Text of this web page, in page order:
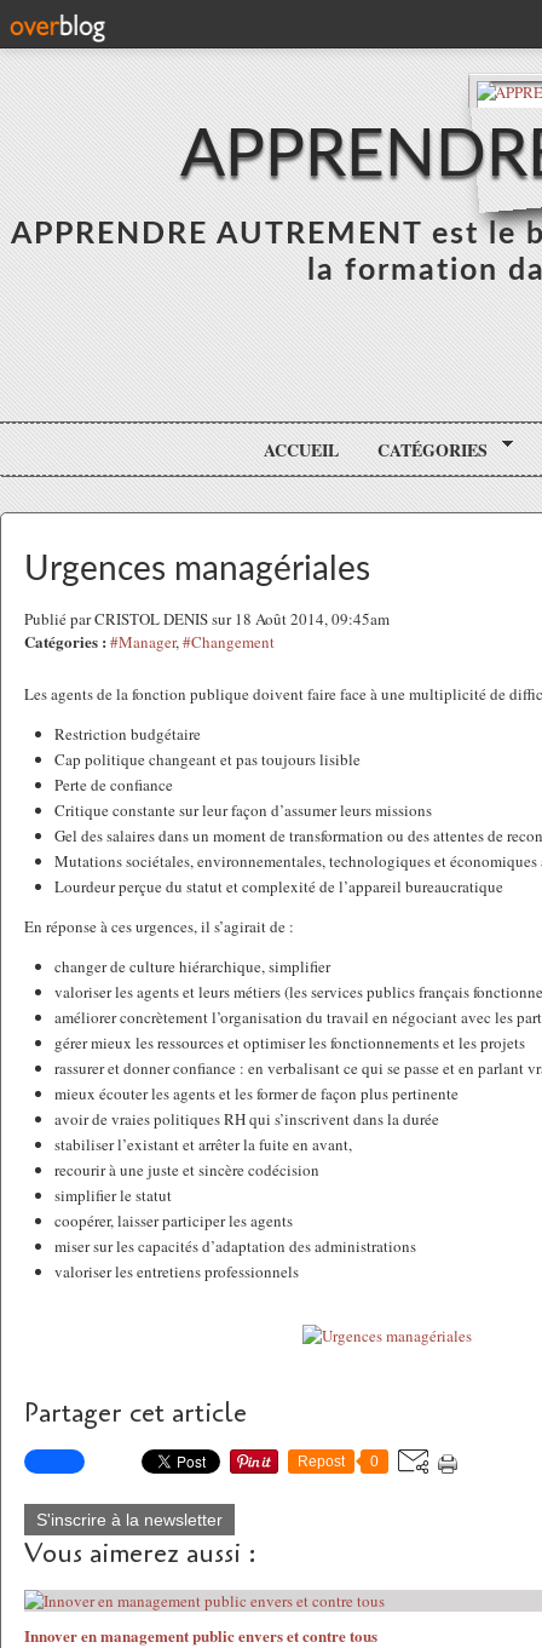
APPRENDRE AUTREMENT est
la formation
ACCUEIL CATÉGORIES
Urgences managériales
Publié par CRISTOL DENIS sur 18 Août 2014, 09:45am
Catégories : #Manager,#Changement
Les agents de la fonction publique doivent faire face à une multiplicité de
Restriction budgétaire
Cap politique changeant et pas toujours lisible
Perte de confiance
Critique constante sur leur façon d’assumer leurs missions
Gel des salaires dans un moment de transformation ou des attentes de
Mutations sociétales, environnementales, technologiques et
Lourdeur perçue du statut et complexité de l’appareil bureaucratique
En réponse à ces urgences, il s’agirait de :
changer de culture hiérarchique, simplifier
valoriser les agents et leurs métiers (les services publics français
améliorer concrètement l’organisation du travail en négociant avec les
gérer mieux les ressources et optimiser les fonctionnements et les projets
rassurer et donner confiance : en verbalisant ce qui se passe et en parlant
mieux écouter les agents et les former de façon plus pertinente
avoir de vraies politiques RH qui s’inscrivent dans la durée
stabiliser l’existant et arrêter la fuite en avant,
recourir à une juste et sincère codécision
simplifier le statut
coopérer, laisser participer les agents
miser sur les capacités d’adaptation des administrations
valoriser les entretiens professionnels
Partager cet article
Repost 0
S'inscrire à la newsletter
Vous aimerez aussi :
Innover en management public envers et contre tous